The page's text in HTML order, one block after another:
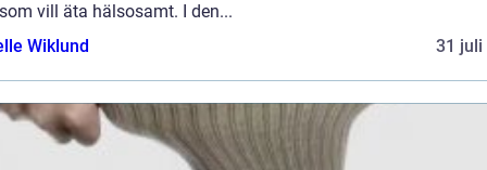
vill äta hälsosamt. I den...
Wiklund
31 juli